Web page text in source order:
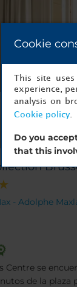
- Adolphe
Centre se
de la plaza
Cookie
This site
experience,
analysis on
Cookie policy.
Do you
that this